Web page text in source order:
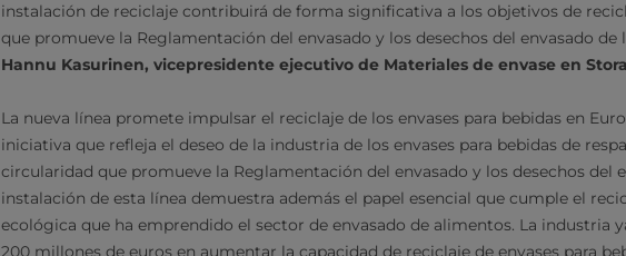
instalación de reciclaje contribuirá de forma significativa a los objetivos de
que promueve la Reglamentación del envasado y los desechos del envasado de
Hannu Kasurinen, vicepresidente ejecutivo de Materiales de envase en
La nueva línea promete impulsar el reciclaje de los envases para bebidas en
iniciativa que refleja el deseo de la industria de los envases para bebidas de
circularidad que promueve la Reglamentación del envasado y los desechos del
instalación de esta línea demuestra además el papel esencial que cumple el
ecológica que ha emprendido el sector de envasado de alimentos. La industria
200 millones de euros en aumentar la capacidad de reciclaje de envases para